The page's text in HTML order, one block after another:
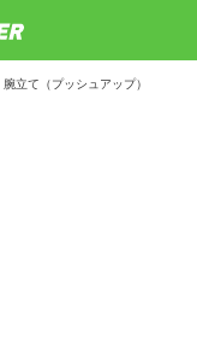
腕立て（プッシュアップ）